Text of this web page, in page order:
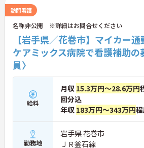
訪問看護
名称非公開 ※詳細はお問合せください
【岩手県／花巻市】マイカー
ケアミックス病院で看護補助の
員〉
給料
月収 15.3万円～28.6万円
回分込
年収 183万円～343万円
勤務地
岩手県 花巻市
ＪＲ釜石線